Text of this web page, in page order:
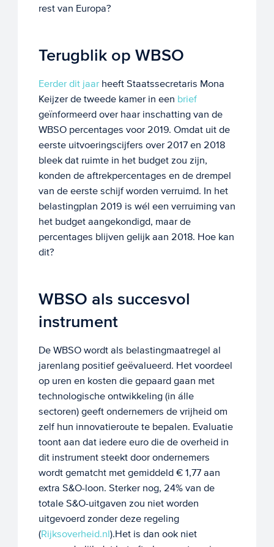
rest van Europa?
Terugblik op WBSO
Eerder dit jaarheeft Staatssecretaris Mona
Keijzer de tweede kamer in een brief
geïnformeerd over haar inschatting van de
WBSO percentages voor 2019. Omdat uit de
eerste uitvoeringscijfers over 2017 en 2018
bleek dat ruimte in het budget zou zijn,
konden de aftrekpercentages en de drempel
van de eerste schijf worden verruimd. In het
belastingplan 2019 is wél een verruiming van
het budget aangekondigd, maar de
percentages blijven gelijk aan 2018. Hoe kan
dit?
WBSO als succesvol
instrument
De WBSO wordt als belastingmaatregel al
jarenlang positief geëvalueerd. Het voordeel
op uren en kosten die gepaard gaan met
technologische ontwikkeling (in álle
sectoren) geeft ondernemers de vrijheid om
zelf hun innovatieroute te bepalen. Evaluatie
toont aan dat iedere euro die de overheid in
dit instrument steekt door ondernemers
wordt gematcht met gemiddeld € 1,77 aan
extra S&O-loon. Sterker nog, 24% van de
totale S&O-uitgaven zou niet worden
uitgevoerd zonder deze regeling
(Rijksoverheid.nl).Het is dan ook niet